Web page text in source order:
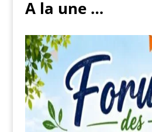
A la une …